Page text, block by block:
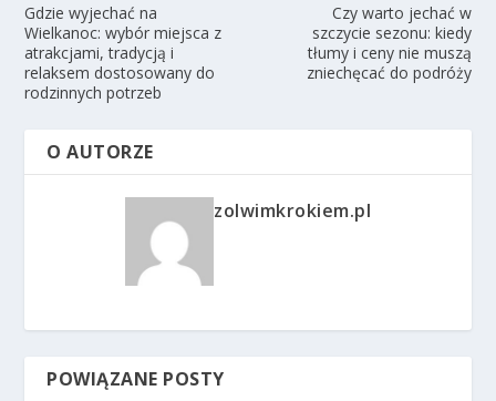
Gdzie wyjechać na
Wielkanoc: wybór miejsca z
atrakcjami, tradycją i
relaksem dostosowany do
rodzinnych potrzeb
Czy warto jechać w
szczycie sezonu: kiedy
tłumy i ceny nie muszą
zniechęcać do podróży
O AUTORZE
zolwimkrokiem.pl
POWIĄZANE POSTY